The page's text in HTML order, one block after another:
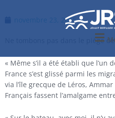
novembre 23, 2015
Ne tombons pas dans le piège de
« Même s’il a été établi que l’un
France s’est glissé parmi les
via l’île grecque de Léros,
Français fassent l’amalgame